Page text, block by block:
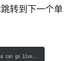
转到下一个单